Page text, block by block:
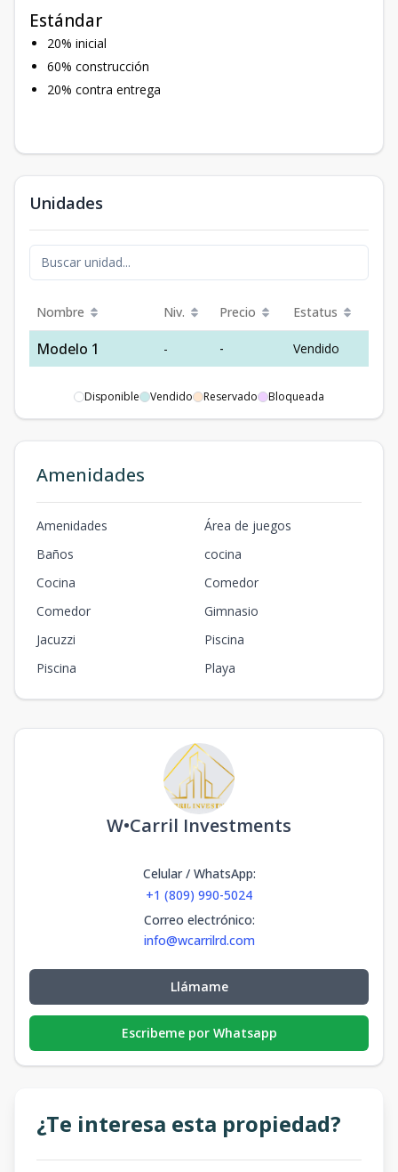
Estándar
20% inicial
60% construcción
20% contra entrega
Unidades
Nombre Niv. Precio Estatus
Modelo 1 - - Vendido
Disponible Vendido Reservado Bloqueada
Amenidades
Amenidades
Área de juegos
Baños
cocina
Cocina
Comedor
Comedor
Gimnasio
Jacuzzi
Piscina
Piscina
Playa
W•Carril Investments
Celular / WhatsApp:
+1 (809) 990-5024
Correo electrónico:
info@wcarrilrd.com
Llámame
Escribeme por Whatsapp
¿Te interesa esta propiedad?